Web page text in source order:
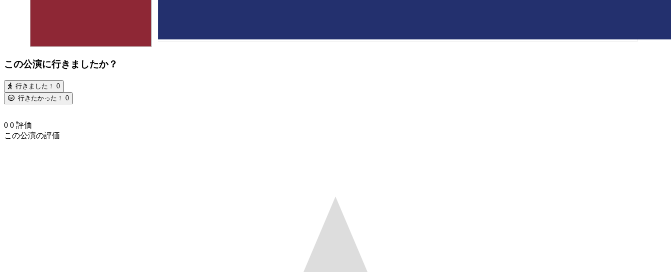
この公演に行きましたか？
行きました！ 0
行きたかった！ 0
0 0 評価
この公演の評価